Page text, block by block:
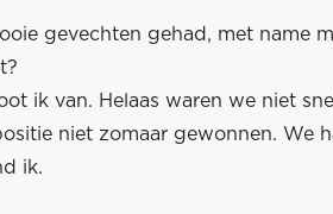
gevechten gehad, met name
ik van. Helaas waren we niet
niet zomaar gewonnen. We
ik.